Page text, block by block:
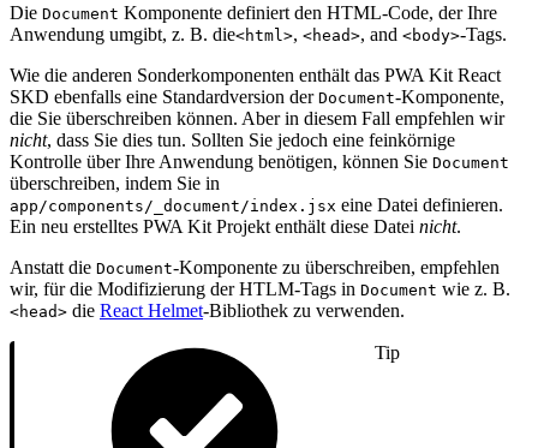
Die Document Komponente definiert den HTML-Code, der Ihre
Anwendung umgibt, z. B. die<html>, <head>, and <body>-Tags.
Wie die anderen Sonderkomponenten enthält das PWA Kit React
SKD ebenfalls eine Standardversion der Document-Komponente,
die Sie überschreiben können. Aber in diesem Fall empfehlen wir
nicht, dass Sie dies tun. Sollten Sie jedoch eine feinkörnige
Kontrolle über Ihre Anwendung benötigen, können Sie Document
überschreiben, indem Sie in
app/components/_document/index.jsx eine Datei definieren.
Ein neu erstelltes PWA Kit Projekt enthält diese Datei nicht.
Anstatt die Document-Komponente zu überschreiben, empfehlen
wir, für die Modifizierung der HTLM-Tags in Document wie z. B.
<head> die React Helmet-Bibliothek zu verwenden.
Tip